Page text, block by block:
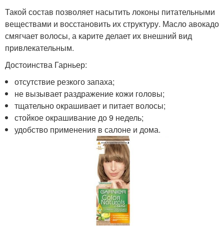
Такой состав позволяет насытить локоны питательными
веществами и восстановить их структуру. Масло авокадо
смягчает волосы, а карите делает их внешний вид
привлекательным.
Достоинства Гарньер:
отсутствие резкого запаха;
не вызывает раздражение кожи головы;
тщательно окрашивает и питает волосы;
стойкое окрашивание до 9 недель;
удобство применения в салоне и дома.